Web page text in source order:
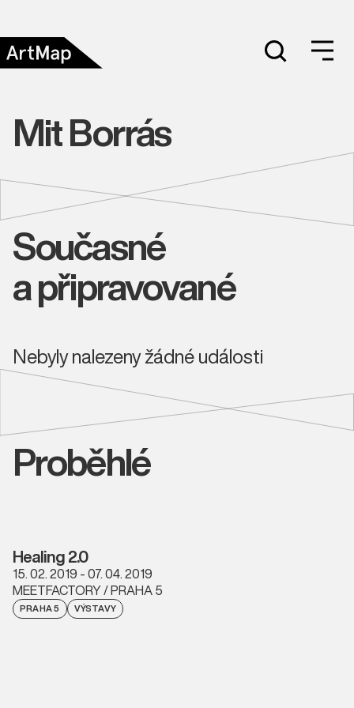
Mit Borrás
Současné
a připravované
Nebyly nalezeny žádné události
Proběhlé
Healing 2.0
15. 02. 2019 - 07. 04. 2019
MEETFACTORY / PRAHA 5
PRAHA 5 VÝSTAVY